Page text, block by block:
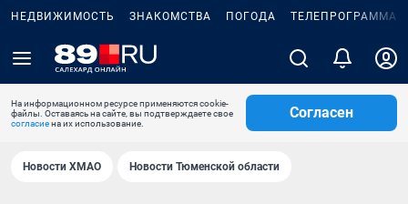
НЕДВИЖИМОСТЬ ЗНАКОМСТВА ПОГОДА ТЕЛЕПРОГРАММА
На информационном ресурсе применяются cookie-
файлы. Оставаясь на сайте, вы подтверждаете свое
согласиена их использование.
Согласен
Новости ХМАО Новости Тюменской области